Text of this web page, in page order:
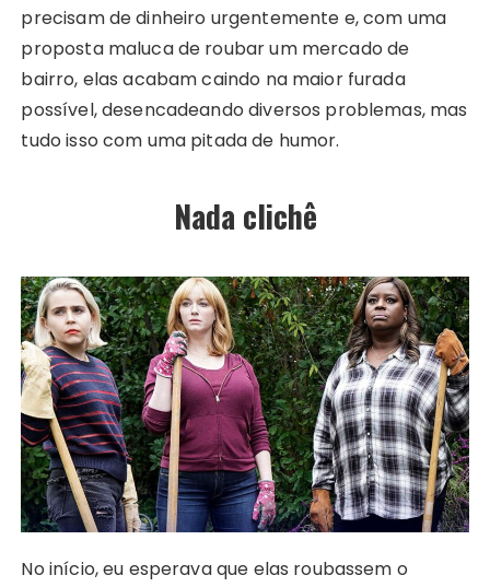
precisam de dinheiro urgentemente e, com uma
proposta maluca de roubar um mercado de
bairro, elas acabam caindo na maior furada
possível, desencadeando diversos problemas, mas
tudo isso com uma pitada de humor.
Nada clichê
No início, eu esperava que elas roubassem o